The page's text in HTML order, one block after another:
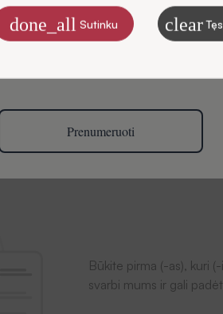
Būkite pirma (-as), kuri
svarbi mums ir gali
Informaciją, kaip tvarkome duomenis
Prenumeruoti
done_all Sutinku clear